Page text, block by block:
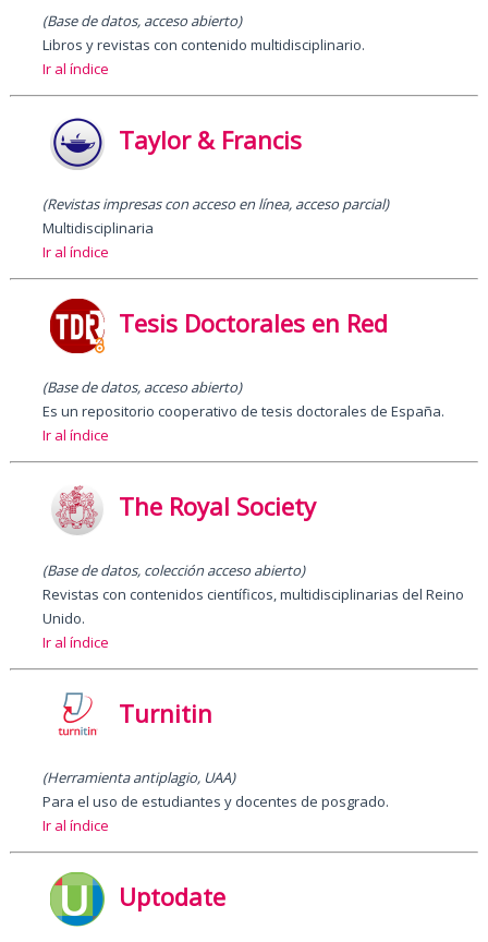
(Base de datos, acceso abierto)
Libros y revistas con contenido multidisciplinario.
Ir al índice
Taylor & Francis
(Revistas impresas con acceso en línea, acceso parcial)
Multidisciplinaria
Ir al índice
Tesis Doctorales en Red
(Base de datos, acceso abierto)
Es un repositorio cooperativo de tesis doctorales de España.
Ir al índice
The Royal Society
(Base de datos, colección acceso abierto)
Revistas con contenidos científicos, multidisciplinarias del Reino
Unido.
Ir al índice
Turnitin
(Herramienta antiplagio, UAA)
Para el uso de estudiantes y docentes de posgrado.
Ir al índice
Uptodate